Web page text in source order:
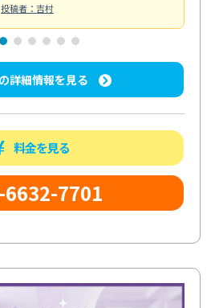
投稿者：吉村
詳細情報を見る
料金を見る
6632-7701